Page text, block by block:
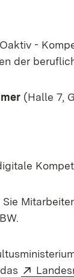
Oaktiv -
der
(Halle 7,
(Öffnet inExtern: